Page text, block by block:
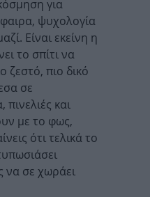
για
ψυχολογία
Είναι εκείνη η
το σπίτι να
ζεστό, πιο δικό
σε
πινελιές και
με το φως,
ότι τελικά το
να σε χωράει